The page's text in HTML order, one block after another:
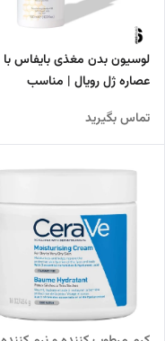
لوسیون بدن مغذی بایفاس با
عصاره ژل رویال | مناسب
تماس بگیرید